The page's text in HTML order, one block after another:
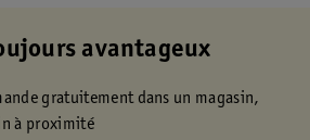
avantageux
gratuitement dans un magasin,
à proximité